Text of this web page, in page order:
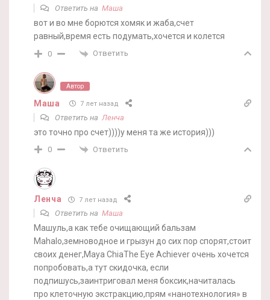
Ответить на Маша
вот и во мне борются хомяк и жаба,счет
равный,время есть подумать,хочется и колется
0 Ответить
Автор
Маша 7 лет назад
Ответить на Ленча
это точно про счет))))у меня та же история)))
0 Ответить
Ленча 7 лет назад
Ответить на Маша
Машуль,а как тебе очищающий бальзам
Mahalo,земноводное и грызун до сих пор спорят,стоит
своих денег,Maya ChiaThe Eye Achiever очень хочется
попробовать,а тут скидочка, если
подпишусь,заинтриговал меня боксик,начиталась
про клеточную экстракцию,прям «нанотехнология» в